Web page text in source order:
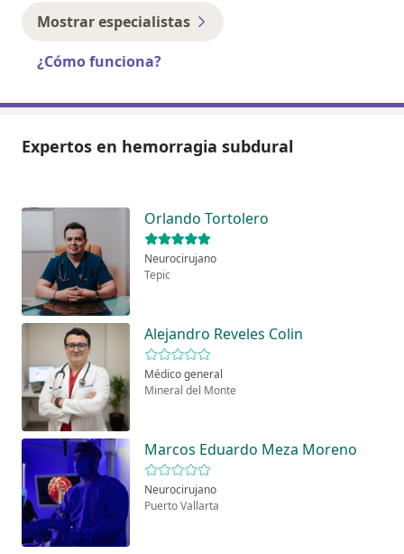
Mostrar especialistas
¿Cómo funciona?
Expertos en hemorragia subdural
Orlando Tortolero
Neurocirujano
Tepic
Alejandro Reveles Colin
Médico general
Mineral del Monte
Marcos Eduardo Meza Moreno
Neurocirujano
Puerto Vallarta